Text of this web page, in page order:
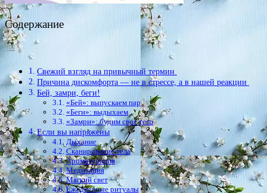
Содержание
Свежий взгляд на привычный термин
Причина дискомфорта — не в стрессе, а в нашей реакции
Бей, замри, беги!
«Бей»: выпускаем пар
«Беги»: выдыхаем
«Замри»: будим свое тело
Если вы напряжены
Дыхание
Сканирование тела
Ароматерапия
Медитация
Мягкий свет
Ежедневные ритуалы